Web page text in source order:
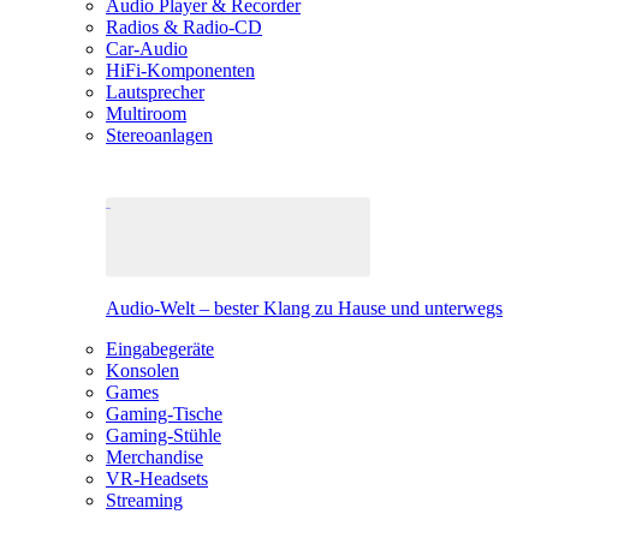
Audio Player & Recorder
Radios & Radio-CD
Car-Audio
HiFi-Komponenten
Lautsprecher
Multiroom
Stereoanlagen
Audio-Welt – bester Klang zu Hause und unterwegs
Eingabegeräte
Konsolen
Games
Gaming-Tische
Gaming-Stühle
Merchandise
VR-Headsets
Streaming